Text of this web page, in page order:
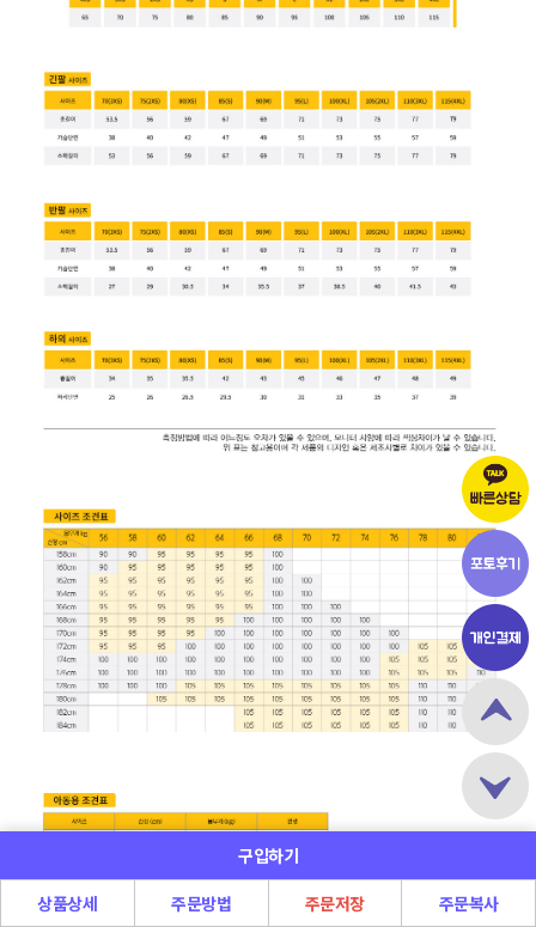
상품상세
구입하기
주문방법
주문저장 주문복사